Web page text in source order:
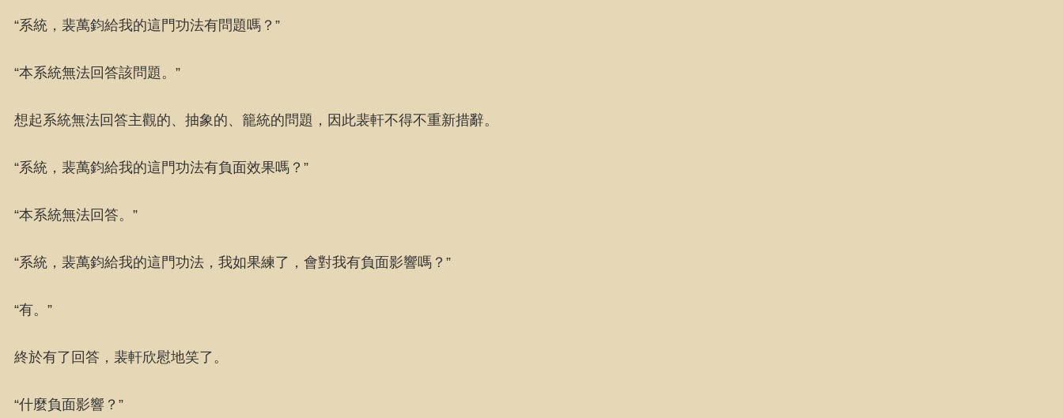
“系統，裴萬鈞給我的這門功法有問題嗎？”
“本系統無法回答該問題。”
想起系統無法回答主觀的、抽象的、籠統的問題，因此裴軒不得不重新措辭。
“系統，裴萬鈞給我的這門功法有負面效果嗎？”
“本系統無法回答。”
“系統，裴萬鈞給我的這門功法，我如果練了，會對我有負面影響嗎？”
“有。”
終於有了回答，裴軒欣慰地笑了。
“什麼負面影響？”